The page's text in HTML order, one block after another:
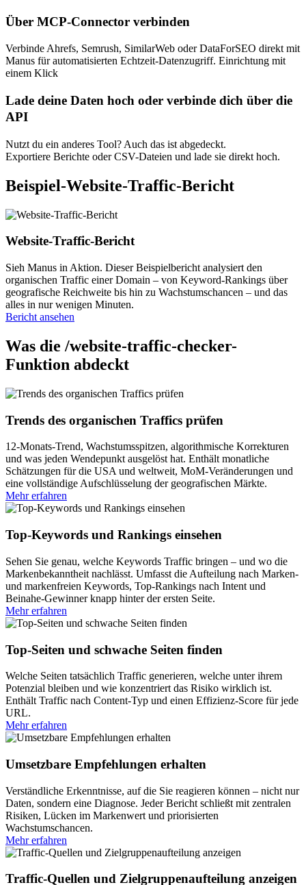
Über MCP-Connector verbinden
Verbinde Ahrefs, Semrush, SimilarWeb oder DataForSEO direkt mit
Manus für automatisierten Echtzeit-Datenzugriff. Einrichtung mit
einem Klick
Lade deine Daten hoch oder verbinde dich über die
API
Nutzt du ein anderes Tool? Auch das ist abgedeckt.
Exportiere Berichte oder CSV-Dateien und lade sie direkt hoch.
Beispiel-Website-Traffic-Bericht
Website-Traffic-Bericht
Sieh Manus in Aktion. Dieser Beispielbericht analysiert den
organischen Traffic einer Domain – von Keyword-Rankings über
geografische Reichweite bis hin zu Wachstumschancen – und das
alles in nur wenigen Minuten.
Bericht ansehen
Was die /website-traffic-checker-
Funktion abdeckt
Trends des organischen Traffics prüfen
12-Monats-Trend, Wachstumsspitzen, algorithmische Korrekturen
und was jeden Wendepunkt ausgelöst hat. Enthält monatliche
Schätzungen für die USA und weltweit, MoM-Veränderungen und
eine vollständige Aufschlüsselung der geografischen Märkte.
Mehr erfahren
Top-Keywords und Rankings einsehen
Sehen Sie genau, welche Keywords Traffic bringen – und wo die
Markenbekanntheit nachlässt. Umfasst die Aufteilung nach Marken-
und markenfreien Keywords, Top-Rankings nach Intent und
Beinahe-Gewinner knapp hinter der ersten Seite.
Mehr erfahren
Top-Seiten und schwache Seiten finden
Welche Seiten tatsächlich Traffic generieren, welche unter ihrem
Potenzial bleiben und wie konzentriert das Risiko wirklich ist.
Enthält Traffic nach Content-Typ und einen Effizienz-Score für jede
URL.
Mehr erfahren
Umsetzbare Empfehlungen erhalten
Verständliche Erkenntnisse, auf die Sie reagieren können – nicht nur
Daten, sondern eine Diagnose. Jeder Bericht schließt mit zentralen
Risiken, Lücken im Markenwert und priorisierten
Wachstumschancen.
Mehr erfahren
Traffic-Quellen und Zielgruppenaufteilung anzeigen